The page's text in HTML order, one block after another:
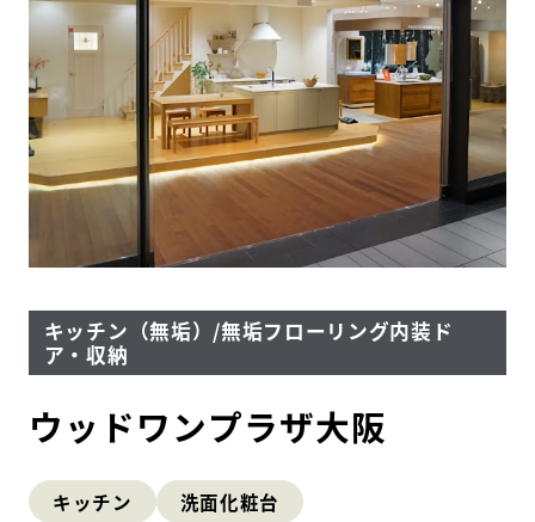
WEBアンケート お問い合わせ
HDC
インフォーメーション
ショップ・
ショールームニュース
イベント情報
イベント
予約・確認
キッチン（無垢）/無垢フローリング内装ド
ア・収納
ウッドワンプラザ大阪
キッチン
洗面化粧台